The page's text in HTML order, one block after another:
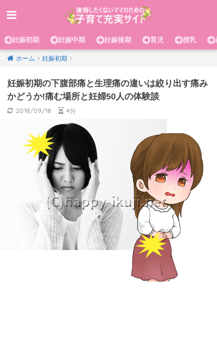
妊娠初期 妊娠中期 妊娠後期 育児 授乳
ホーム 妊娠初期
妊娠初期の下腹部痛と生理痛の違いは絞り出す痛み
かどうか!痛む場所と妊婦50人の体験談
2018/09/18 4分